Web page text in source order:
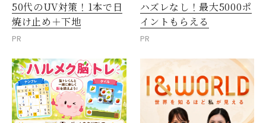
50代のUV対策！1本で日
焼け止め＋下地
PR
ハズレなし！最大5000ポ
イントもらえる
PR